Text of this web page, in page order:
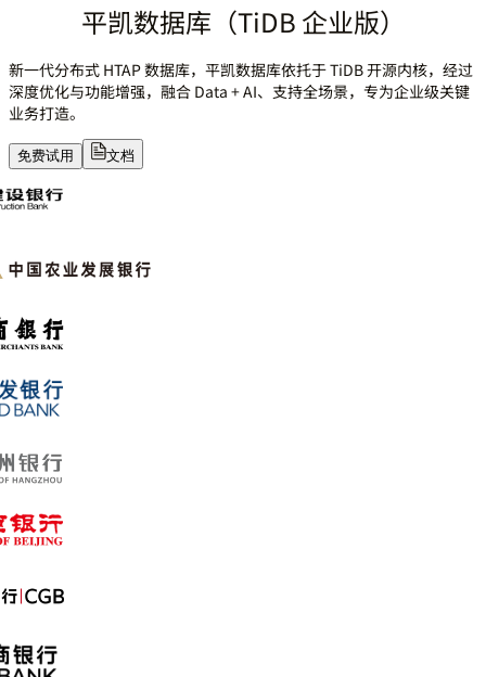
平凯数据库（TiDB 企业版）
新一代分布式 HTAP 数据库，平凯数据库依托于 TiDB 开源内核，经过
深度优化与功能增强，融合 Data + AI、支持全场景，专为企业级关键
业务打造。
免费试用 文档